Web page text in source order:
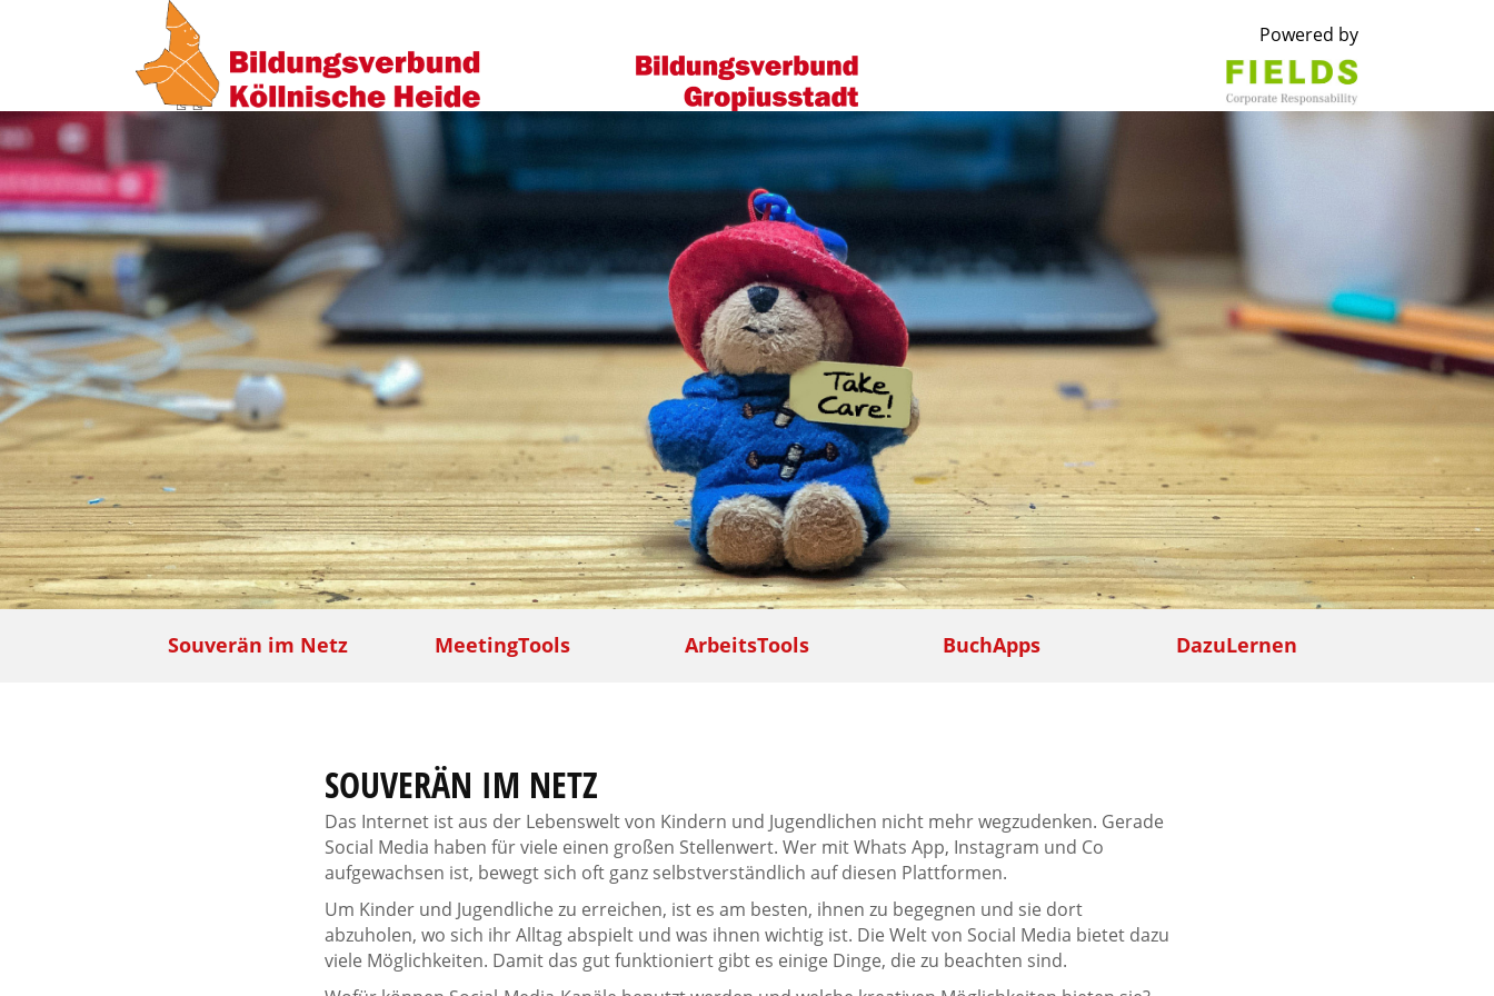
Powered by
Souverän im Netz MeetingTools ArbeitsTools BuchApps DazuLernen
SOUVERÄN IM NETZ
Das Internet ist aus der Lebenswelt von Kindern und Jugendlichen nicht mehr wegzudenken. Gerade
Social Media haben für viele einen großen Stellenwert. Wer mit Whats App, Instagram und Co
aufgewachsen ist, bewegt sich oft ganz selbstverständlich auf diesen Plattformen.
Um Kinder und Jugendliche zu erreichen, ist es am besten, ihnen zu begegnen und sie dort
abzuholen, wo sich ihr Alltag abspielt und was ihnen wichtig ist. Die Welt von Social Media bietet dazu
viele Möglichkeiten. Damit das gut funktioniert gibt es einige Dinge, die zu beachten sind.